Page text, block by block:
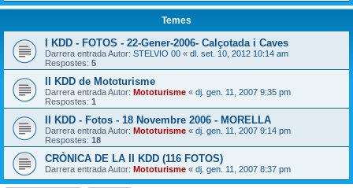
Temes
I KDD - FOTOS - 22-Gener-2006- Calçotada i Caves
Darrera entrada Autor: STELVIO 00 « dl. set. 10, 2012 10:14 am
Respostes: 5
II KDD de Mototurisme
Darrera entrada Autor: Mototurisme « dj. gen. 11, 2007 9:35 pm
Respostes: 1
II KDD - Fotos - 18 Novembre 2006 - MORELLA
Darrera entrada Autor: Mototurisme « dj. gen. 11, 2007 9:14 pm
Respostes: 18
CRÒNICA DE LA II KDD (116 FOTOS)
Darrera entrada Autor: Mototurisme « dj. gen. 11, 2007 8:37 pm